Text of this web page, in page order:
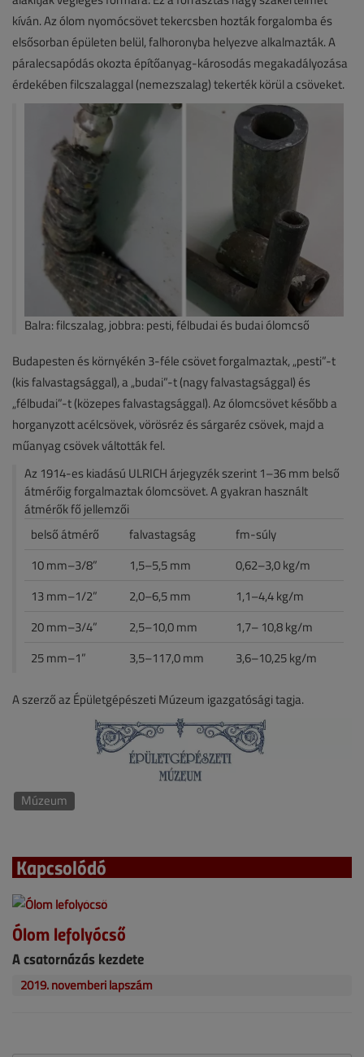
kíván. Az ólom nyomócsövet tekercsben hozták forgalomba és
elsősorban épületen belül, falhoronyba helyezve alkalmazták. A
páralecsapódás okozta építőanyag-károsodás megakadályozása
érdekében filcszalaggal (nemezszalag) tekerték körül a csöveket.
Balra: filcszalag, jobbra: pesti, félbudai és budai ólomcső
Budapesten és környékén 3-féle csövet forgalmaztak, „pesti”-t
(kis falvastagsággal), a „budai”-t (nagy falvastagsággal) és
„félbudai”-t (közepes falvastagsággal). Az ólomcsövet később a
horganyzott acélcsövek, vörösréz és sárgaréz csövek, majd a
műanyag csövek váltották fel.
Az 1914-es kiadású ULRICH árjegyzék szerint 1–36 mm belső
átmérőig forgalmaztak ólomcsövet. A gyakran használt
átmérők fő jellemzői
belső átmérő
falvastagság
fm-súly
10 mm–3/8”
1,5–5,5 mm
0,62–3,0 kg/m
13 mm–1/2”
2,0–6,5 mm
1,1–4,4 kg/m
20 mm–3/4”
2,5–10,0 mm
1,7– 10,8 kg/m
25 mm–1”
3,5–117,0 mm 3,6–10,25 kg/m
A szerző az Épületgépészeti Múzeum igazgatósági tagja.
Múzeum
Kapcsolódó
Ólom lefolyócső
A csatornázás kezdete
2019. novemberi lapszám